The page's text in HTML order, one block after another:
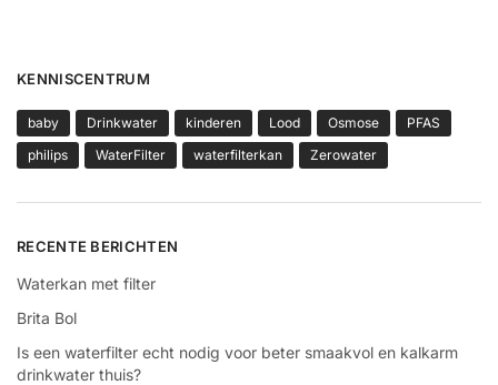
KENNISCENTRUM
baby Drinkwater kinderen Lood Osmose
PFAS
philips
WaterFilter waterfilterkan Zerowater
RECENTE BERICHTEN
Waterkan met filter
Brita Bol
Is een waterfilter echt nodig voor beter smaakvol en kalkarm
drinkwater thuis?